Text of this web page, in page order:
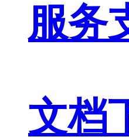
服务
文档